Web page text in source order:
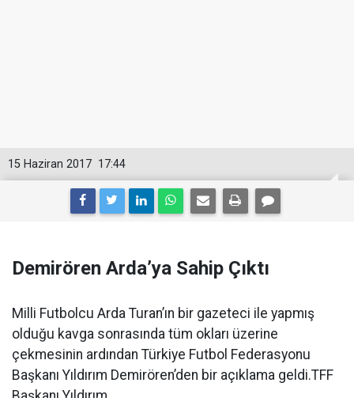
17:44
15 Haziran 2017
Demirören Arda’ya Sahip Çıktı
Milli Futbolcu Arda Turan’ın bir gazeteci ile yapmış
olduğu kavga sonrasında tüm okları üzerine
çekmesinin ardından Türkiye Futbol Federasyonu
Başkanı Yıldırım Demirören’den bir açıklama geldi.TFF